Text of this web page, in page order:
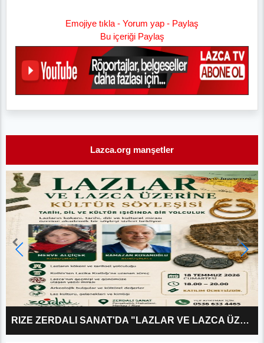
Emojiye tıkla - Yorum yap - Paylaş
Bu içeriği Paylaş
Lazca.org manşetler
RIZE ZERDALI SANAT'DA "LAZLAR VE LAZCA ÜZERINE?" KÜLTÜR SÖYLEŞISI